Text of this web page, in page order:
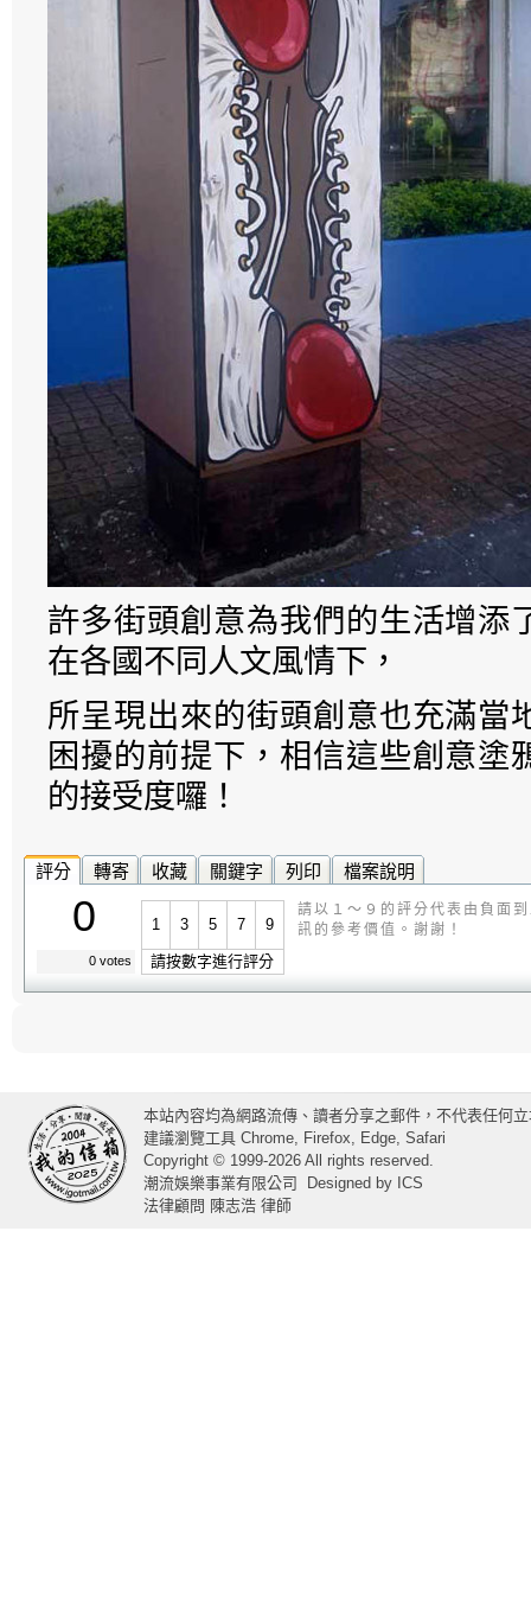
許多街頭創意為我們的生活增添
在各國不同人文風情下，
所呈現出來的街頭創意也充滿當
困擾的前提下，相信這些創意塗
的接受度囉！
評分 轉寄 收藏 關鍵字 列印 檔案說明
0
0 votes
1 3 5 7 9
請按數字進行評分
請以１～９的評分代表由負面
訊的參考價值。謝謝！
本站內容均為網路流傳、讀者分享之郵件，不代表任何
建議瀏覽工具 Chrome, Firefox, Edge, Safari
Copyright © 1999-2026 All rights reserved.
潮流娛樂事業有限公司
Designed by ICS
法律顧問 陳志浩 律師